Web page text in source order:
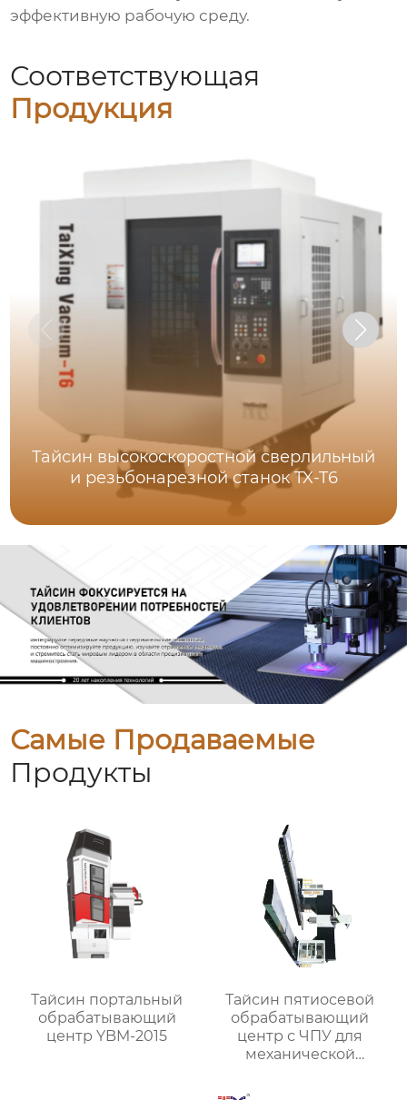
эффективную рабочую среду.
Соответствующая
Продукция
Тайсин высокоскоростной сверлильный
и резьбонарезной станок TX-T6
Самые Продаваемые
Продукты
Тайсин портальный
обрабатывающий
центр YBM-2015
Тайсин пятиосевой
обрабатывающий
центр с ЧПУ для
механической